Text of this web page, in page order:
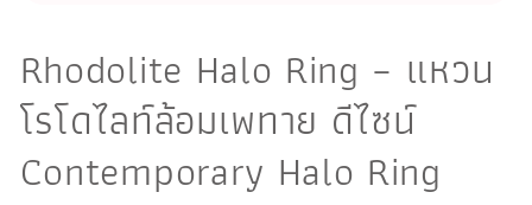
Rhodolite Halo Ring – แหวน
โรโดไลท์ล้อมเพทาย ดีไซน์
Contemporary Halo Ring